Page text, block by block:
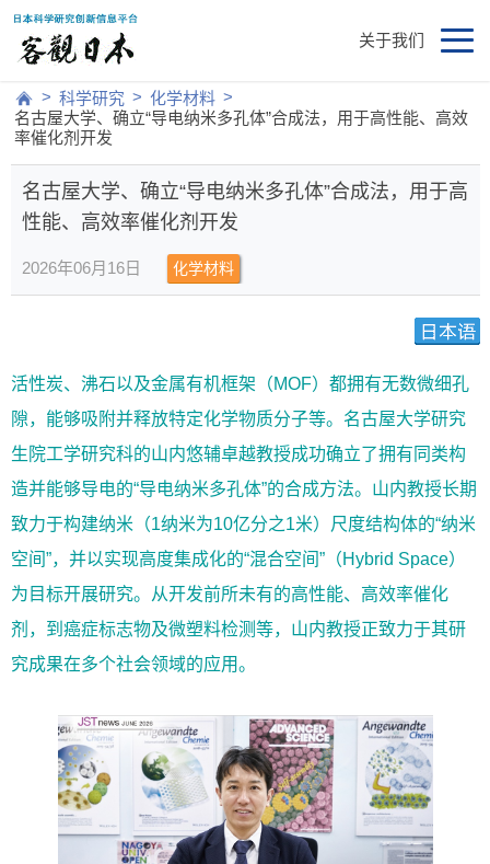
关于我们
> 科学研究 > 化学材料 >
名古屋大学、确立“导电纳米多孔体”合成法，用于高性能、高效
率催化剂开发
名古屋大学、确立“导电纳米多孔体”合成法，用于高
性能、高效率催化剂开发
2026年06月16日 化学材料
活性炭、沸石以及金属有机框架（MOF）都拥有无数微细孔
隙，能够吸附并释放特定化学物质分子等。名古屋大学研究
生院工学研究科的山内悠辅卓越教授成功确立了拥有同类构
造并能够导电的“导电纳米多孔体”的合成方法。山内教授长期
致力于构建纳米（1纳米为10亿分之1米）尺度结构体的“纳米
空间”，并以实现高度集成化的“混合空间”（Hybrid Space）
为目标开展研究。从开发前所未有的高性能、高效率催化
剂，到癌症标志物及微塑料检测等，山内教授正致力于其研
究成果在多个社会领域的应用。